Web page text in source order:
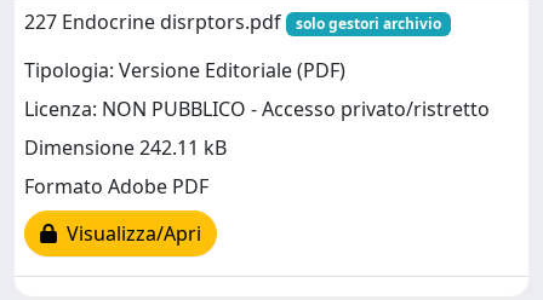
227 Endocrine disrptors.pdf
solo gestori archivio
Tipologia: Versione Editoriale (PDF)
Licenza: NON PUBBLICO - Accesso privato/ristretto
Dimensione 242.11 kB
Formato Adobe PDF
Visualizza/Apri